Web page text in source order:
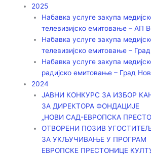
2025
Набавка услуге закупа
телевизијско емитовање – АП
Набавка услуге закупа
телевизијско емитовање –
Набавка услуге закупа
радијско емитовање – Град
2024
ЈАВНИ КОНКУРС ЗА ИЗБОР
ЗА ДИРЕКТОРА ФОНДАЦИЈЕ
„НОВИ САД-ЕВРОПСКА
ОТВОРЕНИ ПОЗИВ
ЗА УКЉУЧИВАЊЕ У ПРОГРАМ
ЕВРОПСКЕ ПРЕСТОНИЦЕ